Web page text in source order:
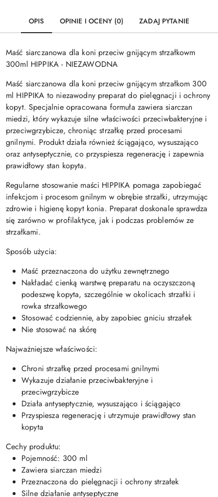
OPIS OPINIE I OCENY (0) ZADAJ PYTANIE
Maść siarczanowa dla koni przeciw gnijącym strzałkowm
300ml HIPPIKA - NIEZAWODNA
Maść siarczanowa dla koni przeciw gnijącym strzałkom 300
ml HIPPIKA to niezawodny preparat do pielęgnacji i ochrony
kopyt. Specjalnie opracowana formuła zawiera siarczan
miedzi, który wykazuje silne właściwości przeciwbakteryjne i
przeciwgrzybicze, chroniąc strzałkę przed procesami
gnilnymi. Produkt działa również ściągająco, wysuszająco
oraz antyseptycznie, co przyspiesza regenerację i zapewnia
prawidłowy stan kopyta.
Regularne stosowanie maści HIPPIKA pomaga zapobiegać
infekcjom i procesom gnilnym w obrębie strzałki, utrzymując
zdrowie i higienę kopyt konia. Preparat doskonale sprawdza
się zarówno w profilaktyce, jak i podczas problemów ze
strzałkami.
Sposób użycia:
Maść przeznaczona do użytku zewnętrznego
Nakładać cienką warstwę preparatu na oczyszczoną
podeszwę kopyta, szczególnie w okolicach strzałki i
rowka strzałkowego
Stosować codziennie, aby zapobiec gniciu strzałek
Nie stosować na skórę
Najważniejsze właściwości:
Chroni strzałkę przed procesami gnilnymi
Wykazuje działanie przeciwbakteryjne i
przeciwgrzybicze
Działa antyseptycznie, wysuszająco i ściągająco
Przyspiesza regenerację i utrzymuje prawidłowy stan
kopyta
Cechy produktu:
Pojemność: 300 ml
Zawiera siarczan miedzi
Przeznaczona do pielęgnacji i ochrony strzałek
Silne działanie antyseptyczne